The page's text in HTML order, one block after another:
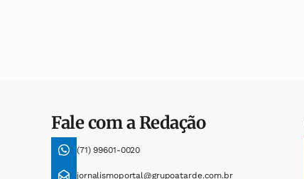
Fale com a Redação
(71) 99601-0020
jornalismoportal@grupoatarde.com.br